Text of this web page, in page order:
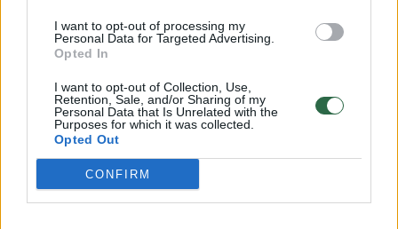
I want to opt-out of processing my
Personal Data for Targeted Advertising.
Opted In
I want to opt-out of Collection, Use,
Retention, Sale, and/or Sharing of my
Personal Data that Is Unrelated with the
Purposes for which it was collected.
Opted Out
CONFIRM
00:00:57
Sinoptikai atsakė, kokiais orais užbaigsime darbo
Žinios | Orai
Visi įrašai